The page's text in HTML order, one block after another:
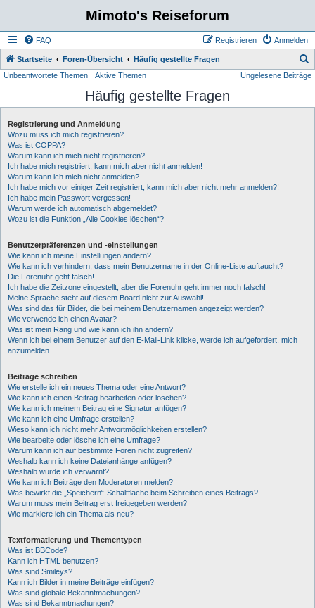
Mimoto's Reiseforum
FAQ Anmelden
Registrieren
Startseite Foren-Übersicht Häufig gestellte Fragen
u
h
Unbeantwortete Themen Aktive Themen Ungelesene Beiträge
Häufig gestellte Fragen
Registrierung und Anmeldung
Wozu muss ich mich registrieren?
Was ist COPPA?
Warum kann ich mich nicht registrieren?
Ich habe mich registriert, kann mich aber nicht anmelden!
Warum kann ich mich nicht anmelden?
Ich habe mich vor einiger Zeit registriert, kann mich aber nicht mehr anmelden?!
Ich habe mein Passwort vergessen!
Warum werde ich automatisch abgemeldet?
Wozu ist die Funktion „Alle Cookies löschen“?
Benutzerpräferenzen und -einstellungen
Wie kann ich meine Einstellungen ändern?
Wie kann ich verhindern, dass mein Benutzername in der Online-Liste auftaucht?
Die Forenuhr geht falsch!
Ich habe die Zeitzone eingestellt, aber die Forenuhr geht immer noch falsch!
Meine Sprache steht auf diesem Board nicht zur Auswahl!
Was sind das für Bilder, die bei meinem Benutzernamen angezeigt werden?
Wie verwende ich einen Avatar?
Was ist mein Rang und wie kann ich ihn ändern?
Wenn ich bei einem Benutzer auf den E-Mail-Link klicke, werde ich aufgefordert, mich
anzumelden.
Beiträge schreiben
Wie erstelle ich ein neues Thema oder eine Antwort?
Wie kann ich einen Beitrag bearbeiten oder löschen?
Wie kann ich meinem Beitrag eine Signatur anfügen?
Wie kann ich eine Umfrage erstellen?
Wieso kann ich nicht mehr Antwortmöglichkeiten erstellen?
Wie bearbeite oder lösche ich eine Umfrage?
Warum kann ich auf bestimmte Foren nicht zugreifen?
Weshalb kann ich keine Dateianhänge anfügen?
Weshalb wurde ich verwarnt?
Wie kann ich Beiträge den Moderatoren melden?
Was bewirkt die „Speichern“-Schaltfläche beim Schreiben eines Beitrags?
Warum muss mein Beitrag erst freigegeben werden?
Wie markiere ich ein Thema als neu?
Textformatierung und Thementypen
Was ist BBCode?
Kann ich HTML benutzen?
Was sind Smileys?
Kann ich Bilder in meine Beiträge einfügen?
Was sind globale Bekanntmachungen?
Was sind Bekanntmachungen?